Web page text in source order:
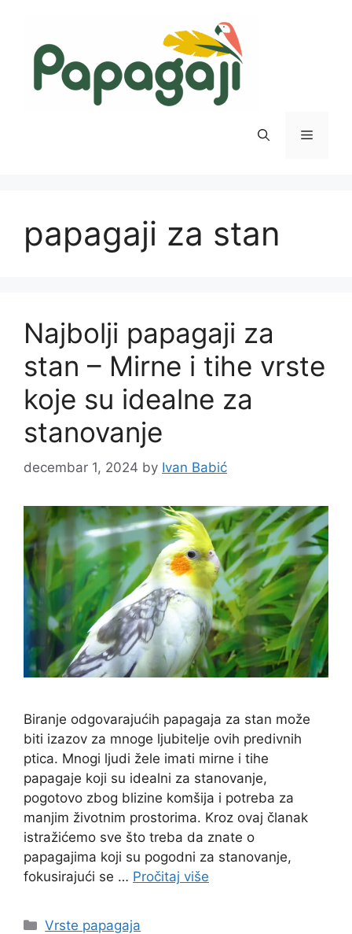
content
Menu
papagaji za stan
Najbolji papagaji za
stan – Mirne i tihe vrste
koje su idealne za
stanovanje
decembar 1, 2024 by Ivan Babić
Biranje odgovarajućih papagaja za stan može
biti izazov za mnoge ljubitelje ovih predivnih
ptica. Mnogi ljudi žele imati mirne i tihe
papagaje koji su idealni za stanovanje,
pogotovo zbog blizine komšija i potreba za
manjim životnim prostorima. Kroz ovaj članak
istražićemo sve što treba da znate o
papagajima koji su pogodni za stanovanje,
fokusirajući se … Pročitaj više
Categories
Vrste papagaja